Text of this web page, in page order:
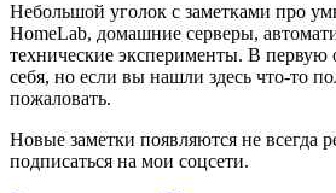
Небольшой уголок с заметками про
HomeLab, домашние серверы,
технические эксперименты. В первую
себя, но если вы нашли здесь что-то
пожаловать.
Новые заметки появляются не всегда
подписаться на мои соцсети.